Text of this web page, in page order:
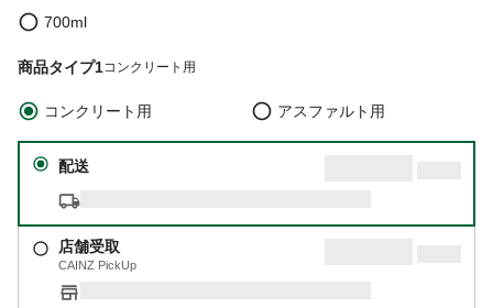
700ml
商品タイプ1コンクリート用
コンクリート用 アスファルト用
配送
店舗受取
CAINZ PickUp